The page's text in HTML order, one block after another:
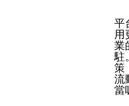
平
用
業
駐
策
流
當